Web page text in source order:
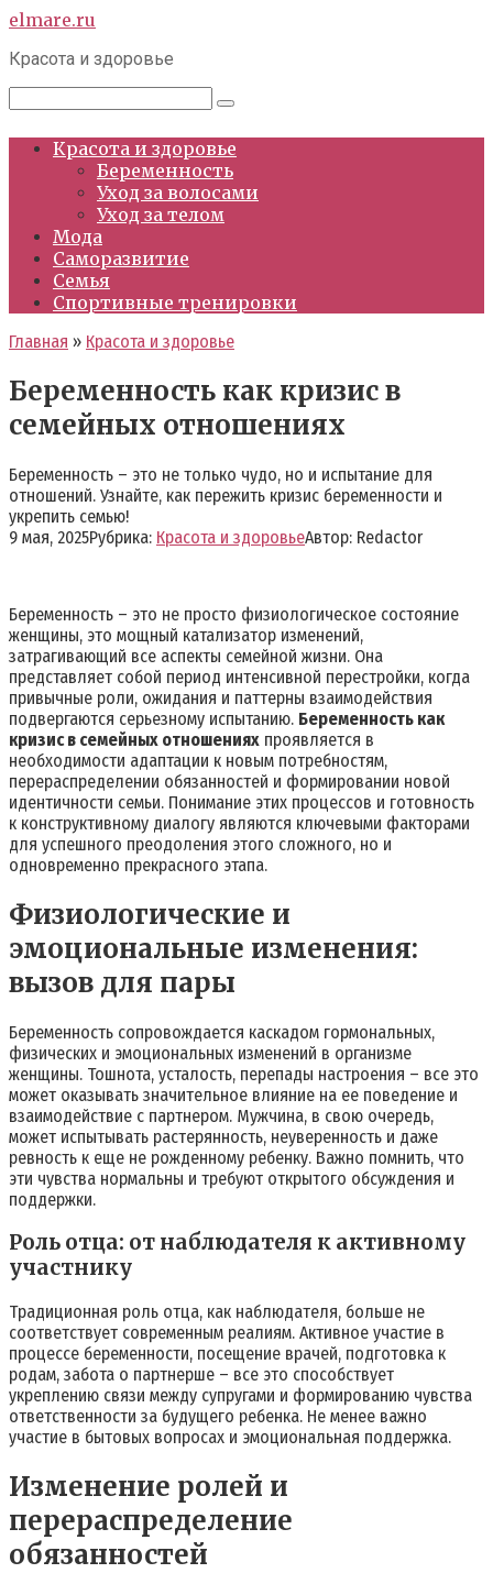
Перейти
контенту
elmare.ru
Красота и здоровье
Красота и здоровье
Беременность
Уход за волосами
Уход за телом
Мода
Саморазвитие
Семья
Спортивные тренировки
Главная » Красота и здоровье
Беременность как кризис в
семейных отношениях
Беременность – это не только чудо, но и испытание для
отношений. Узнайте, как пережить кризис беременности и
укрепить семью!
9 мая, 2025Рубрика: Красота и здоровьеАвтор: Redactor
Беременность – это не просто физиологическое состояние
женщины, это мощный катализатор изменений,
затрагивающий все аспекты семейной жизни. Она
представляет собой период интенсивной перестройки, когда
привычные роли, ожидания и паттерны взаимодействия
подвергаются серьезному испытанию. Беременность как
кризис в семейных отношениях проявляется в
необходимости адаптации к новым потребностям,
перераспределении обязанностей и формировании новой
идентичности семьи. Понимание этих процессов и готовность
к конструктивному диалогу являются ключевыми факторами
для успешного преодоления этого сложного, но и
одновременно прекрасного этапа.
Физиологические и
эмоциональные изменения:
вызов для пары
Беременность сопровождается каскадом гормональных,
физических и эмоциональных изменений в организме
женщины. Тошнота, усталость, перепады настроения – все это
может оказывать значительное влияние на ее поведение и
взаимодействие с партнером. Мужчина, в свою очередь,
может испытывать растерянность, неуверенность и даже
ревность к еще не рожденному ребенку. Важно помнить, что
эти чувства нормальны и требуют открытого обсуждения и
поддержки.
Роль отца: от наблюдателя к активному
участнику
Традиционная роль отца, как наблюдателя, больше не
соответствует современным реалиям. Активное участие в
процессе беременности, посещение врачей, подготовка к
родам, забота о партнерше – все это способствует
укреплению связи между супругами и формированию чувства
ответственности за будущего ребенка. Не менее важно
участие в бытовых вопросах и эмоциональная поддержка.
Изменение ролей и
перераспределение
обязанностей